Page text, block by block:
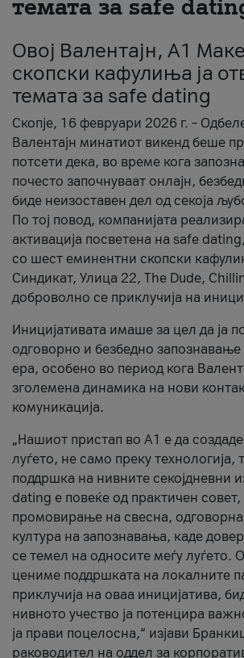
темата за safe
Овој Валентајн, A1
скопски кафулиња ја
темата за safe dating
Скопје, 16 февруари 2026 г. –
Валентајн минатиот викенд беше
потсети дека, во време кога
почесто започнуваат онлајн,
биде неизоставен дел од секоја
По тој повод, компанијата
активација посветена на safe
со шест еминентни скопски
Синдикат, Улица 22, The Dude,
доброволно се приклучија на
Иницијативата имаше за цел да ја
одговорно и безбедно запознавање
ера, особено во период кога
зголемена динамика на нови
комуникација.
„Нашиот пристап во А1 е да
луѓето, не само преку технологија,
поддршка на нивните секојдневни
dating е повеќе од практичен совет,
промовирање на свесна, одговорна
култура на запознавања, каде
се темел на односите меѓу луѓето.
цениме поддршката на локалните
приклучија на оваа иницијатива,
нивното учество ја потенцира
ја прави поцелосна,“ изјави
раководител на оддел за